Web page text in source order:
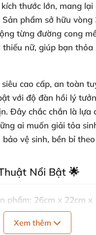
thước lớn, mang lại
phẩm sở hữu vòng
từng đường cong
nữ, giúp bạn thỏa
cao cấp, an toàn
với độ đàn hồi lý
Đây chắc chắn là lựa
ai muốn giải tỏa
vệ sinh, bền bỉ
Nổi Bật 🌟
phẩm: 26cm x 22cm x
thật.
Xem thêm